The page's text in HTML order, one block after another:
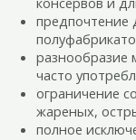
предпочтение
разнообразие
часто
ограничение
жареных,
полное